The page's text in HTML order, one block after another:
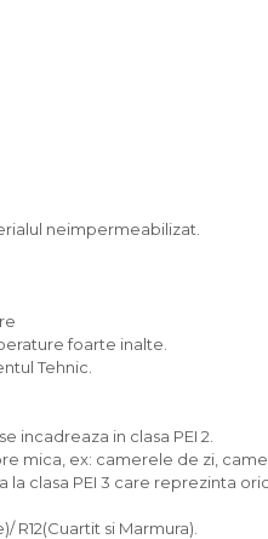
neimpermeabilizat.
foarte inalte.
Tehnic.
incadreaza in clasa PEI 2.
mica, ex: camerele de zi,
clasa PEI 3 care reprezinta
si Marmura).